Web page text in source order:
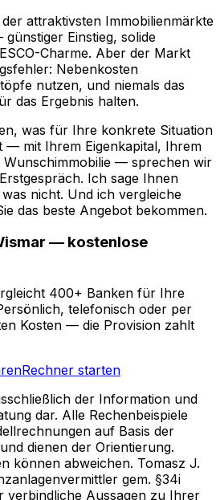
attraktivsten Immobilienmärkte
Einstieg, solide
Charme. Aber der Markt
Nebenkosten
nutzen, und niemals das
das Ergebnis halten.
was für Ihre konkrete Situation
— mit Ihrem Eigenkapital, Ihrem
Wunschimmobilie — sprechen wir
Ich sage Ihnen
nicht. Und ich vergleiche
das beste Angebot bekommen.
— kostenlose
400+ Banken für Ihre
telefonisch oder per
Kosten — die Provision zahlt
Rechner starten
der Information und
dar. Alle Rechenbeispiele
auf Basis der
dienen der Orientierung.
können abweichen. Tomasz J.
gem. §34i
verbindliche Aussagen zu Ihrer